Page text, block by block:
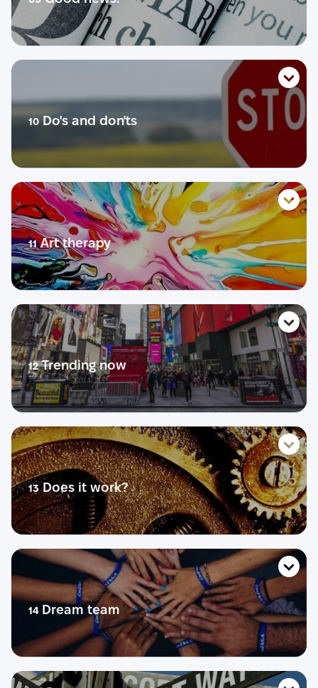
Діалог
Розмовний урок
Практика
Розмовний урок
Тест
Теорія
Розмовник
Діалог
Розмовний урок
Тест
10Do's and don'ts
Словник
Теорія
Практика
Розмовник
Діалог
Розмовний урок
Тест
11Art therapy
Словник
Теорія
Практика
Розмовник
Діалог
Розмовний урок
Тест
12Trending now
Словник
Теорія
Практика
Розмовник
Діалог
Розмовний урок
13Does it work?
Словник
Теорія
Практика
14Dream team
Словник